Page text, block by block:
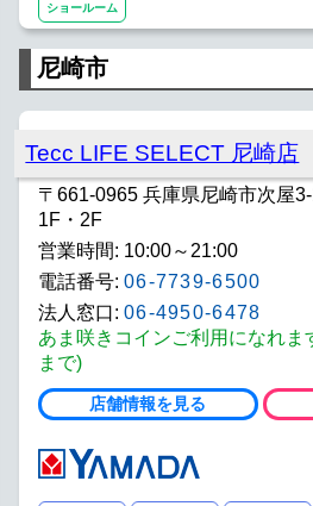
ショールーム
尼崎市
Tecc LIFE SELECT 尼崎店
〒661-0965 兵庫県尼崎市次屋
1F・2F
営業時間: 10:00～21:00
電話番号: 06-7739-6500
法人窓口: 06-4950-6478
あま咲きコインご利用になれま
まで)
店舗情報を見る